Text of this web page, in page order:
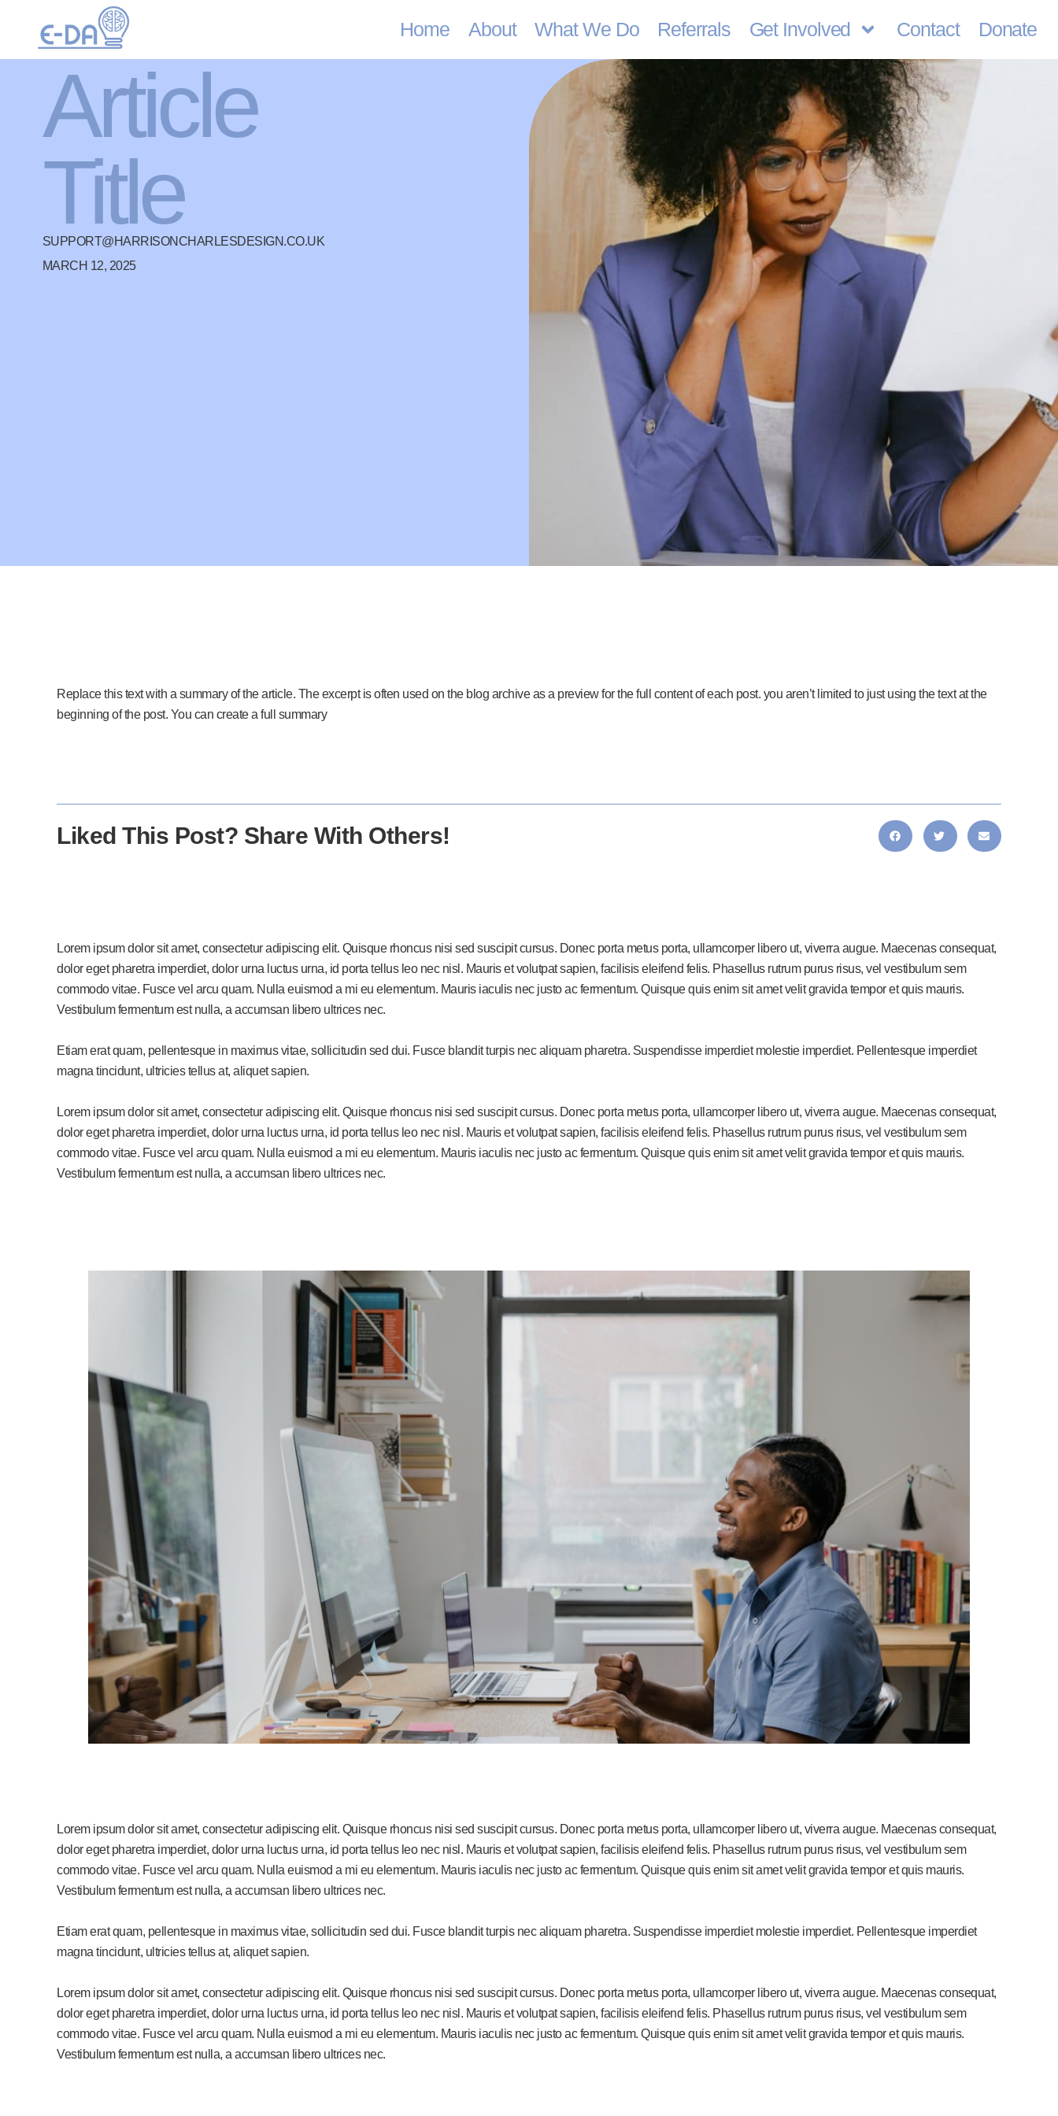
Home About What We Do Referrals Get Involved Contact Donate
Article
Title
SUPPORT@HARRISONCHARLESDESIGN.CO.UK
MARCH 12, 2025
Replace this text with a summary of the article. The excerpt is often used on the blog archive as a preview for the full content of each post. you aren’t limited to just using the text at the
beginning of the post. You can create a full summary
Liked This Post? Share With Others!
Lorem ipsum dolor sit amet, consectetur adipiscing elit. Quisque rhoncus nisi sed suscipit cursus. Donec porta metus porta, ullamcorper libero ut, viverra augue. Maecenas consequat,
dolor eget pharetra imperdiet, dolor urna luctus urna, id porta tellus leo nec nisl. Mauris et volutpat sapien, facilisis eleifend felis. Phasellus rutrum purus risus, vel vestibulum sem
commodo vitae. Fusce vel arcu quam. Nulla euismod a mi eu elementum. Mauris iaculis nec justo ac fermentum. Quisque quis enim sit amet velit gravida tempor et quis mauris.
Vestibulum fermentum est nulla, a accumsan libero ultrices nec.
Etiam erat quam, pellentesque in maximus vitae, sollicitudin sed dui. Fusce blandit turpis nec aliquam pharetra. Suspendisse imperdiet molestie imperdiet. Pellentesque imperdiet
magna tincidunt, ultricies tellus at, aliquet sapien.
Lorem ipsum dolor sit amet, consectetur adipiscing elit. Quisque rhoncus nisi sed suscipit cursus. Donec porta metus porta, ullamcorper libero ut, viverra augue. Maecenas consequat,
dolor eget pharetra imperdiet, dolor urna luctus urna, id porta tellus leo nec nisl. Mauris et volutpat sapien, facilisis eleifend felis. Phasellus rutrum purus risus, vel vestibulum sem
commodo vitae. Fusce vel arcu quam. Nulla euismod a mi eu elementum. Mauris iaculis nec justo ac fermentum. Quisque quis enim sit amet velit gravida tempor et quis mauris.
Vestibulum fermentum est nulla, a accumsan libero ultrices nec.
Lorem ipsum dolor sit amet, consectetur adipiscing elit. Quisque rhoncus nisi sed suscipit cursus. Donec porta metus porta, ullamcorper libero ut, viverra augue. Maecenas consequat,
dolor eget pharetra imperdiet, dolor urna luctus urna, id porta tellus leo nec nisl. Mauris et volutpat sapien, facilisis eleifend felis. Phasellus rutrum purus risus, vel vestibulum sem
commodo vitae. Fusce vel arcu quam. Nulla euismod a mi eu elementum. Mauris iaculis nec justo ac fermentum. Quisque quis enim sit amet velit gravida tempor et quis mauris.
Vestibulum fermentum est nulla, a accumsan libero ultrices nec.
Etiam erat quam, pellentesque in maximus vitae, sollicitudin sed dui. Fusce blandit turpis nec aliquam pharetra. Suspendisse imperdiet molestie imperdiet. Pellentesque imperdiet
magna tincidunt, ultricies tellus at, aliquet sapien.
Lorem ipsum dolor sit amet, consectetur adipiscing elit. Quisque rhoncus nisi sed suscipit cursus. Donec porta metus porta, ullamcorper libero ut, viverra augue. Maecenas consequat,
dolor eget pharetra imperdiet, dolor urna luctus urna, id porta tellus leo nec nisl. Mauris et volutpat sapien, facilisis eleifend felis. Phasellus rutrum purus risus, vel vestibulum sem
commodo vitae. Fusce vel arcu quam. Nulla euismod a mi eu elementum. Mauris iaculis nec justo ac fermentum. Quisque quis enim sit amet velit gravida tempor et quis mauris.
Vestibulum fermentum est nulla, a accumsan libero ultrices nec.